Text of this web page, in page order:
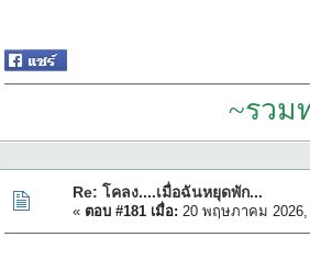
~รวม
Re: โคลง....เมื่อฉันหยุดพัก...
« ตอบ #181 เมื่อ: 20 พฤษภาคม 2026,